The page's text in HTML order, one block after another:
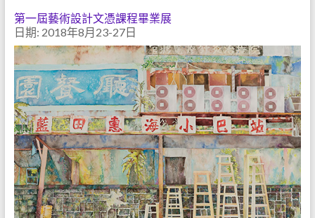
第一屆藝術設計文憑課程畢業展
日期: 2018年8月23-27日